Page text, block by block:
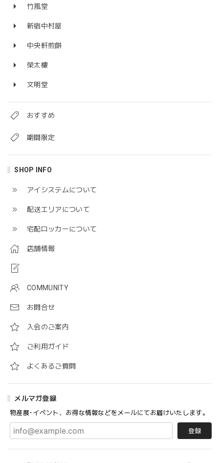
竹風堂
新宿中村屋
中央軒煎餅
榮太樓
文明堂
おすすめ
期間限定
SHOP INFO
アイシステムについて
配送エリアについて
宅配ロッカーについて
店舗情報
COMMUNITY
お問合せ
入会のご案内
ご利用ガイド
よくあるご質問
メルマガ登録
物産展･イベント、お得な情報などをメールにてお届けいたします。
登録